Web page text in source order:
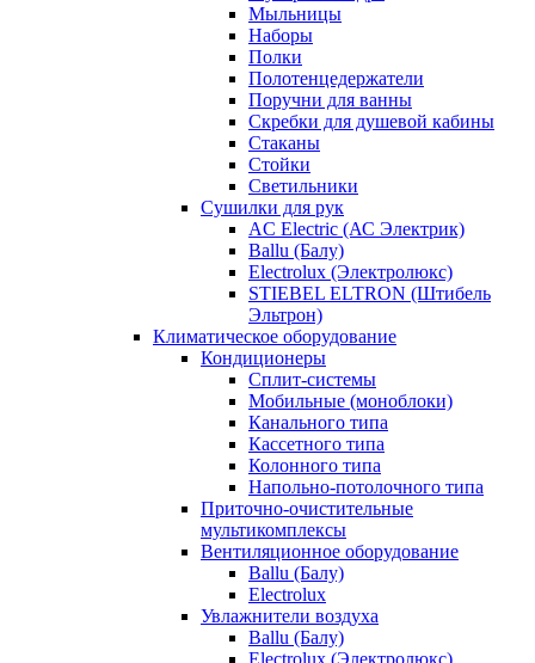
Мыльницы
Наборы
Полки
Полотенцедержатели
Поручни для ванны
Скребки для душевой кабины
Стаканы
Стойки
Светильники
Сушилки для рук
AC Electric (АС Электрик)
Ballu (Балу)
Electrolux (Электролюкс)
STIEBEL ELTRON (Штибель
Эльтрон)
Климатическое оборудование
Кондиционеры
Сплит-системы
Мобильные (моноблоки)
Канального типа
Кассетного типа
Колонного типа
Напольно-потолочного типа
Приточно-очистительные
мультикомплексы
Вентиляционное оборудование
Ballu (Балу)
Electrolux
Увлажнители воздуха
Ballu (Балу)
Electrolux (Электролюкс)